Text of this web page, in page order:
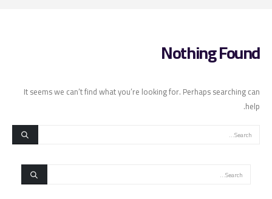
Nothing Found
It seems we can’t find what you’re looking for. Perhaps searching can
help.